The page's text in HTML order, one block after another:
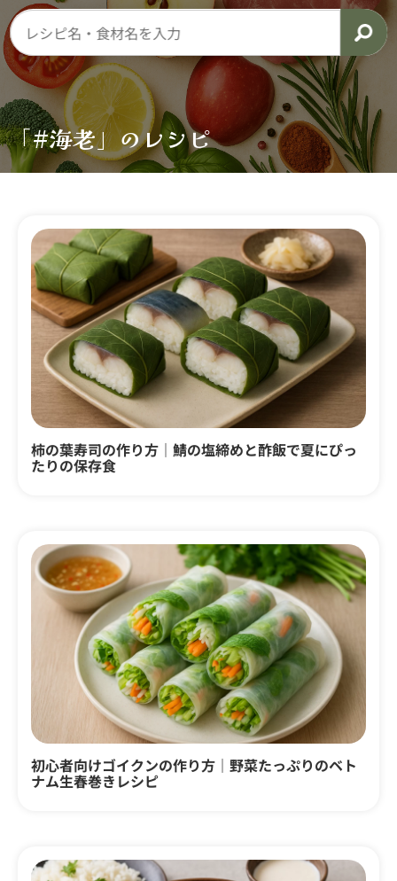
「#海老」のレシピ
柿の葉寿司の作り方｜鯖の塩締めと酢飯で夏にぴっ
たりの保存食
初心者向けゴイクンの作り方｜野菜たっぷりのベト
ナム生春巻きレシピ